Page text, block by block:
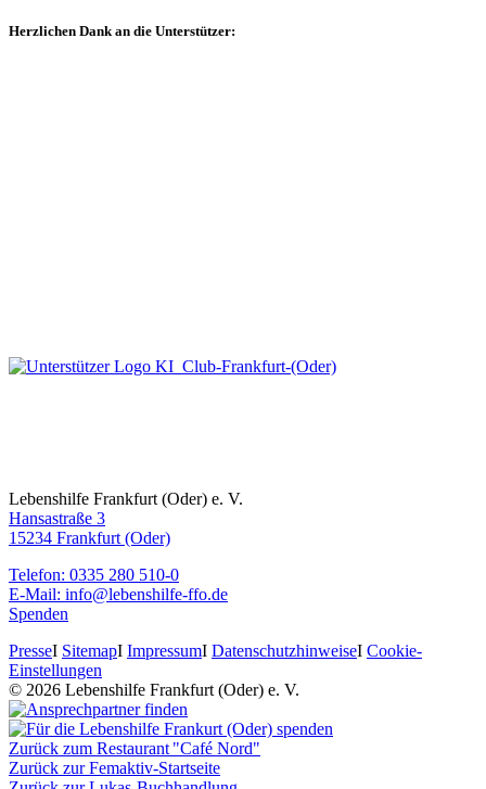
Herzlichen Dank an die Unterstützer:
Lebenshilfe Frankfurt (Oder) e. V.
Hansastraße 3
15234 Frankfurt (Oder)
Telefon: 0335 280 510-0
E-Mail: info@lebenshilfe-ffo.de
Spenden
PresseI SitemapI ImpressumI DatenschutzhinweiseI Cookie-
Einstellungen
© 2026 Lebenshilfe Frankfurt (Oder) e. V.
Zurück zum Restaurant "Café Nord"
Zurück zur Femaktiv-Startseite